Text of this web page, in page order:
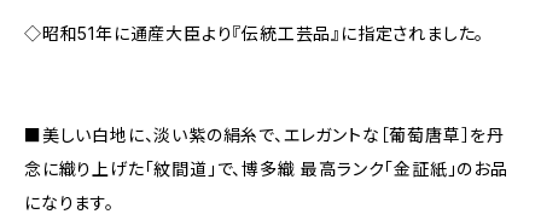
◇昭和51年に通産大臣より『伝統工芸品』に指定されました。
■美しい白地に、淡い紫の絹糸で、エレガントな［葡萄唐草］を丹
念に織り上げた「紋間道」で、博多織 最高ランク「金証紙」のお品
になります。